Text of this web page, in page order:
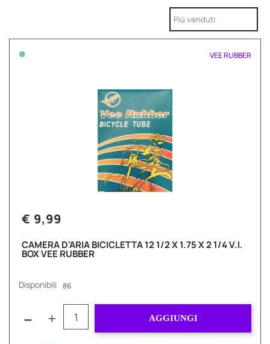
• VEE RUBBER
€ 9,99
CAMERA D'ARIA BICICLETTA 12 1/2 X 1.75 X 2 1/4 V.I.
BOX VEE RUBBER
Disponibili 86
AGGIUNGI